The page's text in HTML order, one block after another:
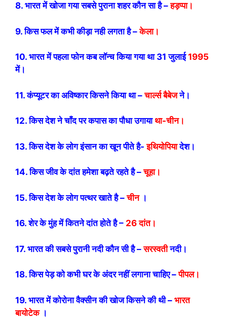
8. भारत में खोजा गया सबसे पुराना शहर कौन सा है –हड़प्पा।
9. किस फल में कभी कीड़ा नही लगता है –केला।
10. भारत में पहला फोन कब लॉन्च किया गया था 31 जुलाई1995
में।
11. कंप्यूटर का अविष्कार किसने किया था –चार्ल्स बैबेजने।
12. किस देश ने चाँद पर कपास का पौधा उगायाथा-चीन।
13. किस देश के लोग इंसान का खून पीते है-इथियोपियादेश।
14. किस जीव के दांत हमेशा बढ़ते रहते है –चूहा।
15. किस देश के लोग पत्थर खाते है –चीन।
16. शेर के मुंह में कितने दांत होते है – 26 दांत।
17. भारत की सबसे पुरानी नदी कौन सी है –सरस्वतीनदी।
18. किस पेड़ को कभी घर के अंदर नहीं लगाना चाहिए –पीपल।
19. भारत में कोरोना वैक्सीन की खोज किसने की थी – भारत
बायोटेक।